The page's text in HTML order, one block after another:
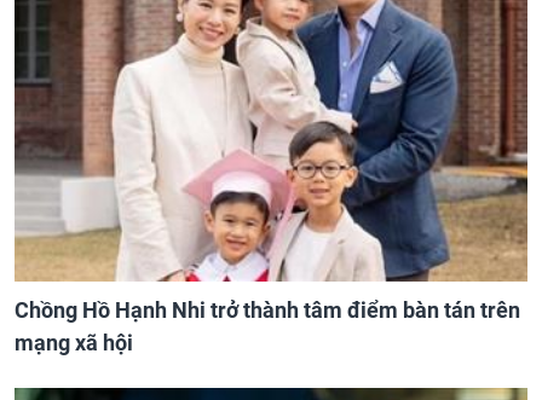
Chồng Hồ Hạnh Nhi trở thành tâm điểm bàn tán trên
mạng xã hội